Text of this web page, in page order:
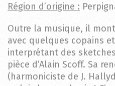
FAQ
Contactez-
nous
Région d’origine :
Outre la musique, il
avec quelques copains
interprétant des
pièce d’Alain Scoff. Sa
(harmoniciste de J.